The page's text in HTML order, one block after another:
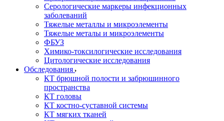
Серологические маркеры инфекционных
заболеваний
Тяжелые металлы и микроэлементы
Тяжелые металы и микроэлементы
ФБУЗ
Химико-токсилогические исследования
Цитологические исследования
Обследования
КТ брюшной полости и забрюшинного
пространства
КТ головы
КТ костно-суставной системы
КТ мягких тканей